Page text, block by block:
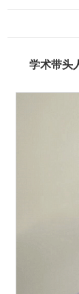
学术带头